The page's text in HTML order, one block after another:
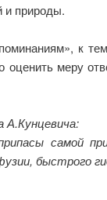
и природы.
к
меру
А.Кунцевича:
самой
быстрого